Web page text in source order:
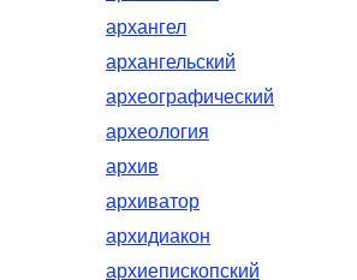
архангел
архангельский
археографический
археология
архив
архиватор
архидиакон
архиепископский